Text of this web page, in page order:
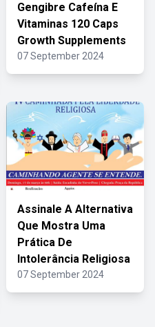
Gengibre Cafeína E
Vitaminas 120 Caps
Growth Supplements
07 September 2024
Assinale A Alternativa
Que Mostra Uma
Prática De
Intolerância Religiosa
07 September 2024